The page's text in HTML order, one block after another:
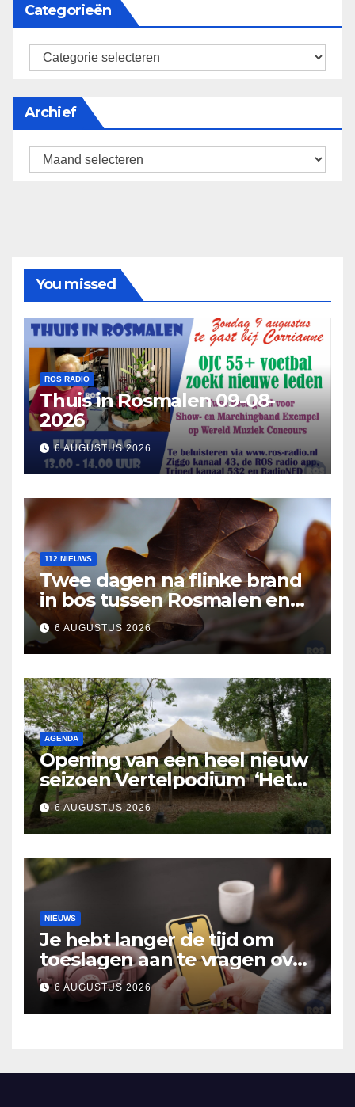
Categorieën
categorieën
Archief
Archief
You missed
ROS RADIO
Thuis in Rosmalen 09-08-
2026
6 AUGUSTUS 2026
112 NIEUWS
Twee dagen na flinke brand
in bos tussen Rosmalen en
Nuland
6 AUGUSTUS 2026
AGENDA
Opening van een heel nieuw
seizoen Vertelpodium ‘Het
Lopende Vuur’. Landelijke
verhalen in Bomentuin D’n
Hooidonk
6 AUGUSTUS 2026
NIEUWS
Je hebt langer de tijd om
toeslagen aan te vragen over
2025
6 AUGUSTUS 2026